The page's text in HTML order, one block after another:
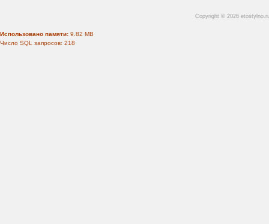
Copyright © 2026
Использовано памяти: 9.82 MB
Число SQL запросов: 218